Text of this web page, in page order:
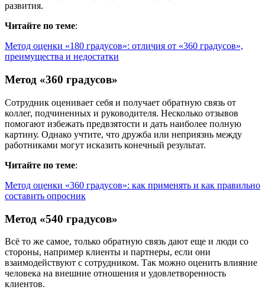
развития.
Читайте по теме:
Метод оценки «180 градусов»: отличия от «360 градусов»,
преимущества и недостатки
Метод «360 градусов»
Сотрудник оценивает себя и получает обратную связь от
коллег, подчиненных и руководителя. Несколько отзывов
помогают избежать предвзятости и дать наиболее полную
картину. Однако учтите, что дружба или неприязнь между
работниками могут исказить конечный результат.
Читайте по теме:
Метод оценки «360 градусов»: как применять и как правильно
составить опросник
Метод «540 градусов»
Всё то же самое, только обратную связь дают еще и люди со
стороны, например клиенты и партнеры, если они
взаимодействуют с сотрудником. Так можно оценить влияние
человека на внешние отношения и удовлетворенность
клиентов.